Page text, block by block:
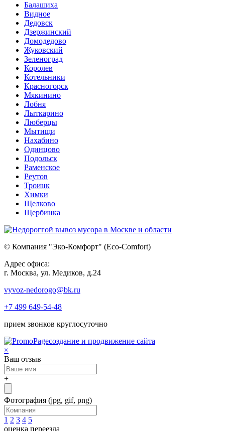
Балашиха
Видное
Дедовск
Дзержинский
Домодедово
Жуковский
Зеленоград
Королев
Котельники
Красногорск
Мякинино
Лобня
Лыткарино
Люберцы
Мытищи
Нахабино
Одинцово
Подольск
Раменское
Реутов
Троицк
Химки
Щелково
Щербинка
© Компания "Эко-Комфорт" (Eco-Comfort)
Адрес офиса:
г. Москва, ул. Медиков, д.24
vyvoz-nedorogo@bk.ru
+7 499 649-54-48
прием звонков круглосуточно
создание и продвижение сайта
×
Ваш отзыв
+
Фотография (jpg, gif, png)
1 2 3 4 5
оценка переезда